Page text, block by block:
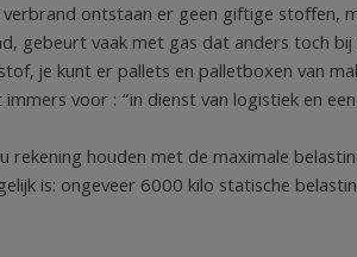
ontstaan er geen giftige stoffen,
gebeurt vaak met gas dat anders toch
je kunt er pallets en palletboxen van
voor : “in dienst van logistiek en
houden met de maximale
is: ongeveer 6000 kilo statische